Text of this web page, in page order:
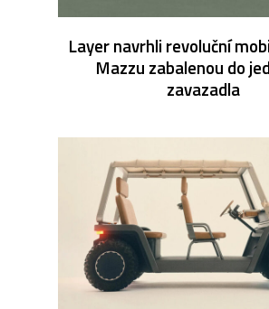
Layer navrhli revoluční
Mazzu zabalenou do
zavazadla